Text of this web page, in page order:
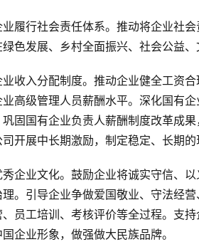
业履行社会责任体系。推动将企业社
色发展、乡村全面振兴、社会公益
业收入分配制度。推动企业健全工资
高级管理人员薪酬水平。深化国有
固国有企业负责人薪酬制度改革成
开展中长期激励，制定稳定、长期
秀企业文化。鼓励企业将诚实守信、
。引导企业争做爱国敬业、守法经
员工培训、考核评价等全过程。支
企业形象，做强做大民族品牌。